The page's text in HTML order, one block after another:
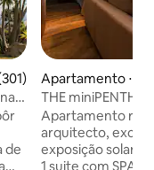
uma avaliação média de
e
de
Apartamento ⋅
THE
Apartamento
arquitecto,
exposição solar,
1 suite com SPA e banho turco com